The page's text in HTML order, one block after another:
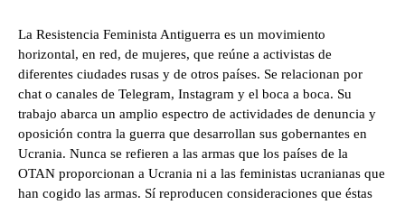
La Resistencia Feminista Antiguerra es un movimiento
horizontal, en red, de mujeres, que reúne a activistas de
diferentes ciudades rusas y de otros países. Se relacionan por
chat o canales de Telegram, Instagram y el boca a boca. Su
trabajo abarca un amplio espectro de actividades de denuncia y
oposición contra la guerra que desarrollan sus gobernantes en
Ucrania. Nunca se refieren a las armas que los países de la
OTAN proporcionan a Ucrania ni a las feministas ucranianas que
han cogido las armas. Sí reproducen consideraciones que éstas